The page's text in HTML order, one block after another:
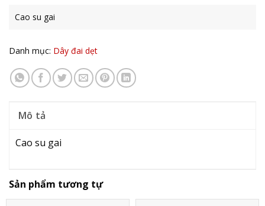
Cao su gai
Danh mục: Dây đai dẹt
Mô tả
Cao su gai
Sản phẩm tương tự